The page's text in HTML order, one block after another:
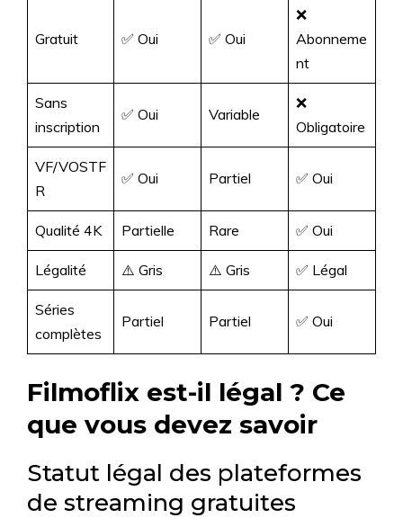
Gratuit ✅ Oui ✅ Oui
❌
Abonneme
nt
Sans
inscription
✅ Oui Variable
❌
Obligatoire
VF/VOSTF
R
✅ Oui Partiel ✅ Oui
Qualité 4K Partielle Rare ✅ Oui
Légalité ⚠️ Gris ⚠️ Gris ✅ Légal
Séries
complètes
Partiel Partiel ✅ Oui
Filmoflix est-il légal ? Ce
que vous devez savoir
Statut légal des plateformes
de streaming gratuites